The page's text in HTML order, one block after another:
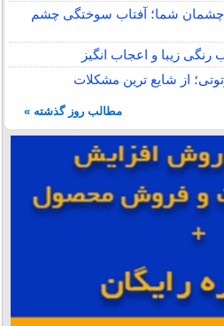
شما؛ آفتاب سوختگی چشم
زیبا و اعجاب انگیز
از شایع ترین مشکلات
مطالب روز گذشته »